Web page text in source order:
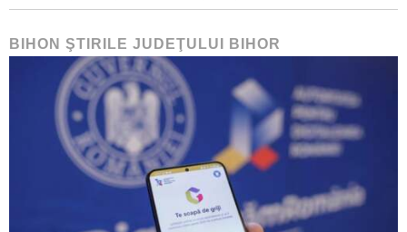
BIHON ŞTIRILE JUDEŢULUI BIHOR